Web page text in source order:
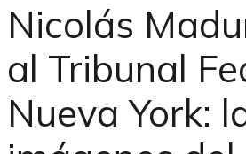
Nicolás
al Tribunal
Nueva York: